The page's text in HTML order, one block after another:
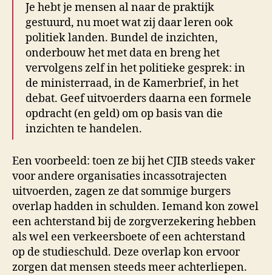
Je hebt je mensen al naar de praktijk
gestuurd, nu moet wat zij daar leren ook
politiek landen. Bundel de inzichten,
onderbouw het met data en breng het
vervolgens zelf in het politieke gesprek: in
de ministerraad, in de Kamerbrief, in het
debat. Geef uitvoerders daarna een formele
opdracht (en geld) om op basis van die
inzichten te handelen.
Een voorbeeld: toen ze bij het CJIB steeds vaker
voor andere organisaties incassotrajecten
uitvoerden, zagen ze dat sommige burgers
overlap hadden in schulden. Iemand kon zowel
een achterstand bij de zorgverzekering hebben
als wel een verkeersboete of een achterstand
op de studieschuld. Deze overlap kon ervoor
zorgen dat mensen steeds meer achterliepen.